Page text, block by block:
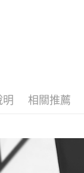
明 相關推薦